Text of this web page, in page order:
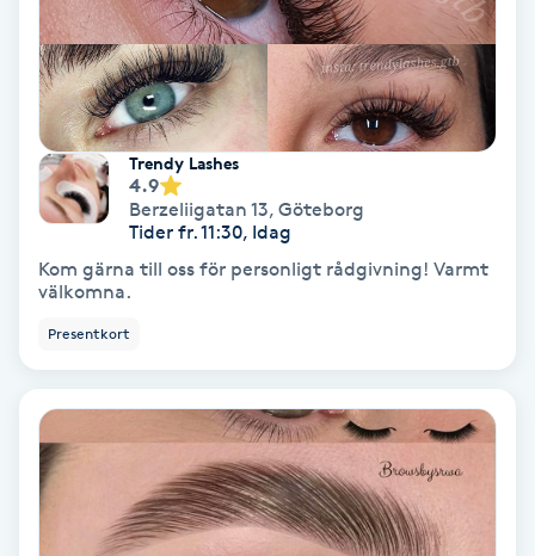
Vampyrbehandling
Vaxning
Vaxning brasiliansk
Volymfransar
Vårtor
Trendy Lashes
4.9
Berzeliigatan 13, Göteborg
Tider fr. 11:30, Idag
Kom gärna till oss för personligt rådgivning! Varmt
välkomna.
Presentkort